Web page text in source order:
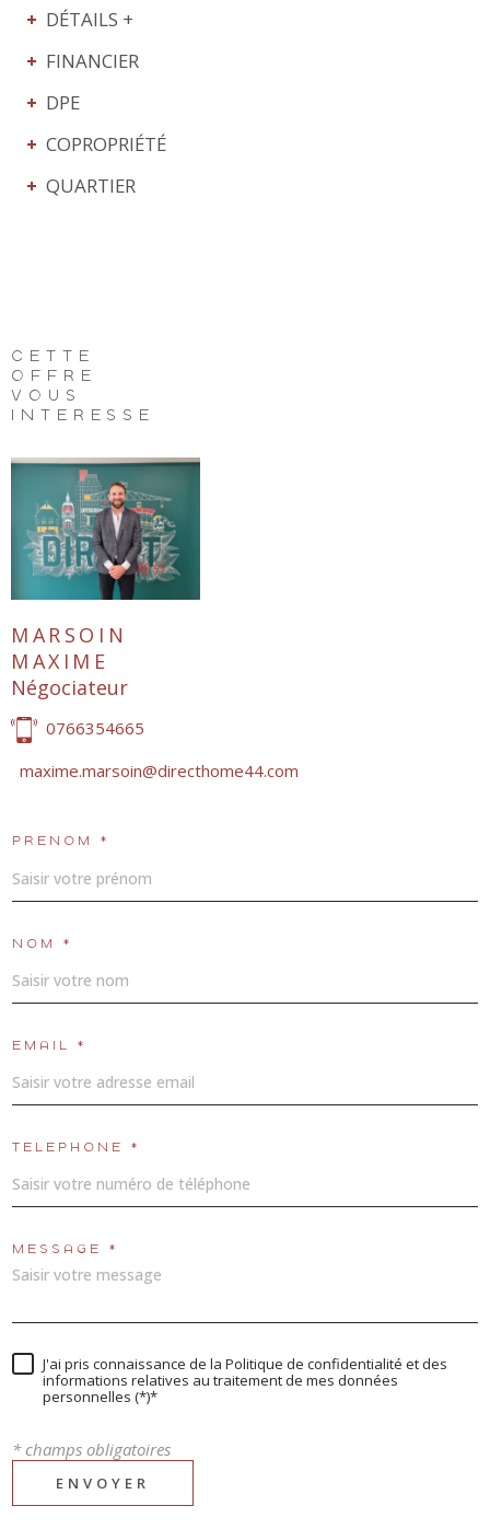
DÉTAILS +
FINANCIER
DPE
COPROPRIÉTÉ
QUARTIER
CETTE
OFFRE
VOUS
INTÉRESSE
MARSOIN
MAXIME
Négociateur
0766354665
maxime.marsoin@directhome44.com
PRÉNOM *
NOM *
EMAIL *
TÉLÉPHONE *
MESSAGE *
J'ai pris connaissance de la Politique de confidentialité et des
informations relatives au traitement de mes données
personnelles (*)*
* champs obligatoires
ENVOYER